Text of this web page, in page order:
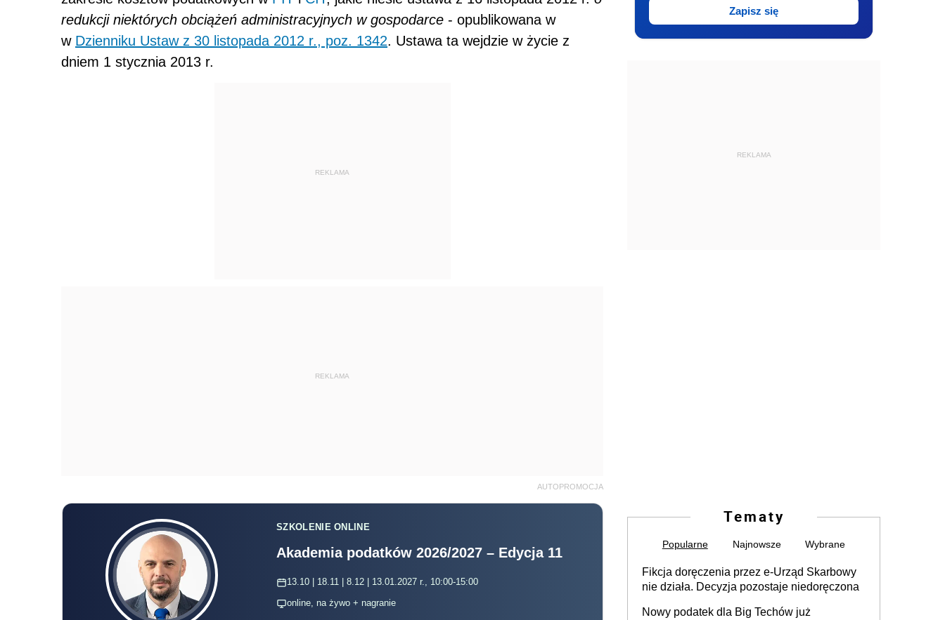
redukcji niektórych obciążeń administracyjnych w gospodarce - opublikowana w
w Dzienniku Ustaw z 30 listopada 2012 r., poz. 1342. Ustawa ta wejdzie w życie z
dniem 1 stycznia 2013 r.
REKLAMA
REKLAMA
AUTOPROMOCJA
SZKOLENIE ONLINE
Akademia podatków 2026/2027 – Edycja 11
13.10 | 18.11 | 8.12 | 13.01.2027 r., 10:00-15:00
online, na żywo + nagranie
Zapisz się
REKLAMA
Tematy
Popularne Najnowsze Wybrane
Fikcja doręczenia przez e-Urząd Skarbowy
nie działa. Decyzja pozostaje niedoręczona
Nowy podatek dla Big Techów już